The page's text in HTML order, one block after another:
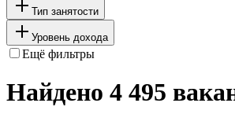
Тип занятости
Уровень дохода
Ещё фильтры
Найдено 4 495